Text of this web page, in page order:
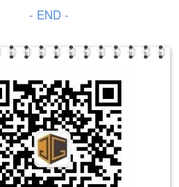
- END -